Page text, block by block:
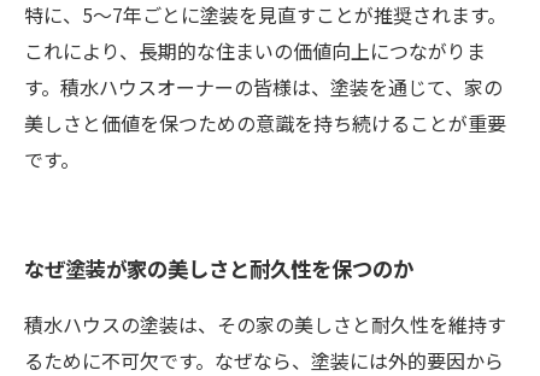
特に、5～7年ごとに塗装を見直すことが推奨されます。
これにより、長期的な住まいの価値向上につながりま
す。積水ハウスオーナーの皆様は、塗装を通じて、家の
美しさと価値を保つための意識を持ち続けることが重要
です。
なぜ塗装が家の美しさと耐久性を保つのか
積水ハウスの塗装は、その家の美しさと耐久性を維持す
るために不可欠です。なぜなら、塗装には外的要因から